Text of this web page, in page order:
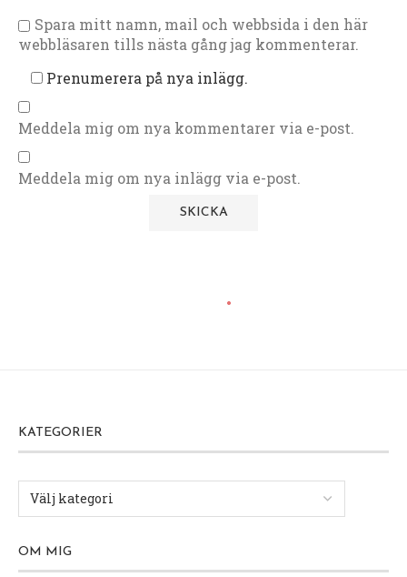
Spara mitt namn, mail och webbsida i den här
webbläsaren tills nästa gång jag kommenterar.
Prenumerera på nya inlägg.
Meddela mig om nya kommentarer via e-post.
Meddela mig om nya inlägg via e-post.
KATEGORIER
OM MIG